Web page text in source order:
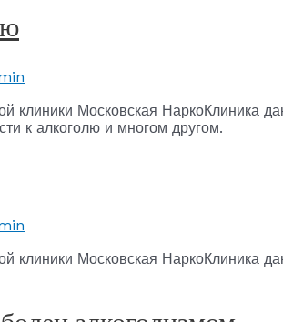
клиники Московская НаркоКлиника
к алкоголю и многом другом.
клиники Московская НаркоКлиника